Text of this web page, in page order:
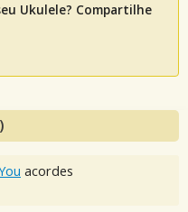
Ukulele? Compartilhe
acordes